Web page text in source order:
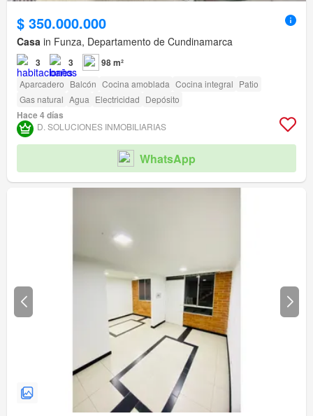
$ 350.000.000
Casa in Funza, Departamento de Cundinamarca
3 3 98 m²
Aparcadero Balcón Cocina amoblada Cocina integral Patio
Gas natural Agua Electricidad Depósito
Hace 4 días
D. SOLUCIONES INMOBILIARIAS
WhatsApp